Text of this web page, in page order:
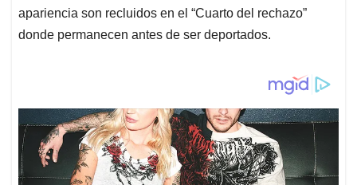
apariencia son recluidos en el “Cuarto del rechazo”
donde permanecen antes de ser deportados.